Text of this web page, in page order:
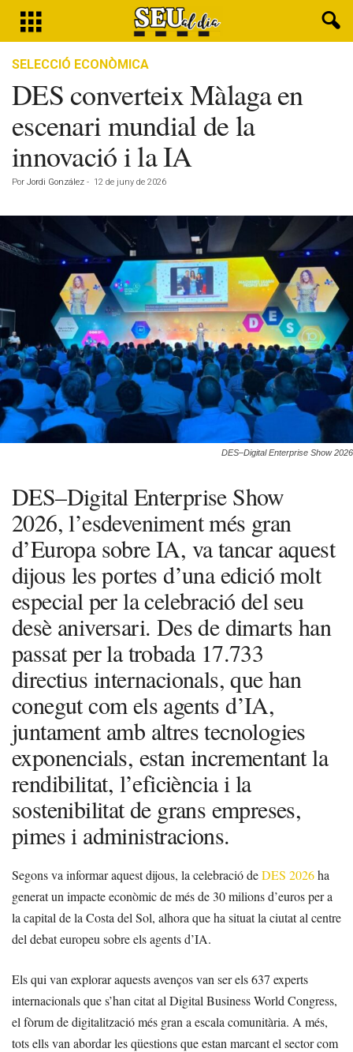
SELECCIÓ ECONÒMICA
DES converteix Màlaga en
escenari mundial de la
innovació i la IA
Por Jordi González - 12 de juny de 2026
DES–Digital Enterprise Show 2026
DES–Digital Enterprise Show
2026, l’esdeveniment més gran
d’Europa sobre IA, va tancar aquest
dijous les portes d’una edició molt
especial per la celebració del seu
desè aniversari. Des de dimarts han
passat per la trobada 17.733
directius internacionals, que han
conegut com els agents d’IA,
juntament amb altres tecnologies
exponencials, estan incrementant la
rendibilitat, l’eficiència i la
sostenibilitat de grans empreses,
pimes i administracions.
Segons va informar aquest dijous, la celebració deDES 2026ha
generat un impacte econòmic de més de 30 milions d’euros per a
la capital de la Costa del Sol, alhora que ha situat la ciutat al centre
del debat europeu sobre els agents d’IA.
Els qui van explorar aquests avenços van ser els 637 experts
internacionals que s’han citat al Digital Business World Congress,
el fòrum de digitalització més gran a escala comunitària. A més,
tots ells van abordar les qüestions que estan marcant el sector com